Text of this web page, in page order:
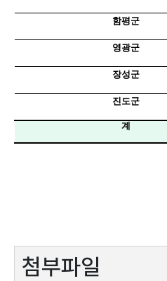
함평군
영광군
장성군
진도군
계
첨부파일